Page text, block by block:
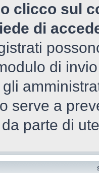
clicco sul
di
di
serve a
parte di